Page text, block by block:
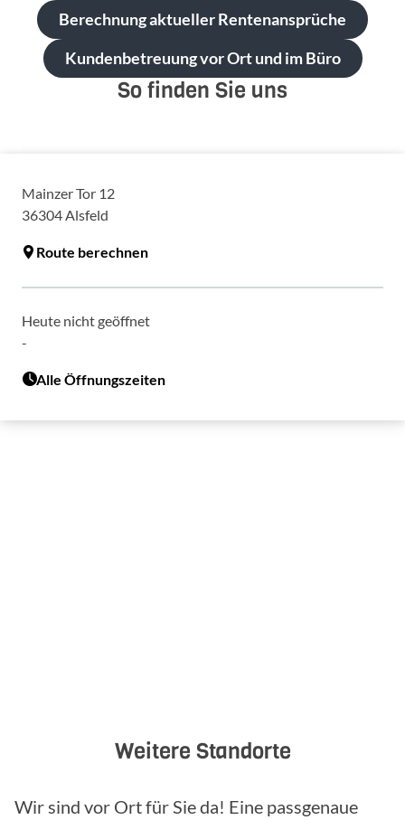
Berechnung aktueller Rentenansprüche
Kundenbetreuung vor Ort und im Büro
So finden Sie uns
Mainzer Tor 12
36304 Alsfeld
Route berechnen
Heute nicht geöffnet
-
Alle Öffnungszeiten
Weitere Standorte
Wir sind vor Ort für Sie da! Eine passgenaue